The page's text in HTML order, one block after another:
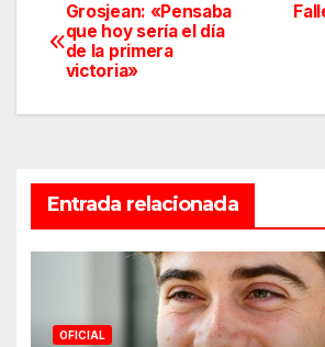
Navegación
de
entradas
Grosjean: «Pensaba
que hoy sería el día
de la primera
victoria»
Entrada relacionada
OFICIAL